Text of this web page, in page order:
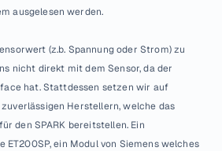
ausgelesen werden.
(z.b. Spannung oder Strom) zu
nicht direkt mit dem Sensor, da der
hat. Stattdessen setzen wir auf
Herstellern, welche das
den SPARK bereitstellen. Ein
ET200SP, ein Modul von Siemens welches